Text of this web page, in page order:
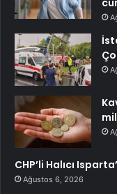
CHP’li Halıcı
Ağustos 6, 2026